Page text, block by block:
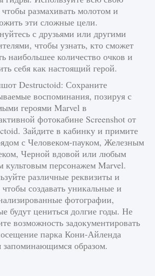
существ из степей Тамура в
of Ava
1 164 0 0
ошибку EA FC 25 beta,
1 370 0 0
размахивать молотом и
эти сложные цели.
с друзьями или другими
чтобы узнать, кто сможет
наибольшее количество очков и
себя как настоящий герой.
Destructoid: Сохраните
воспоминания, позируя с
героями Marvel в
фотокабине Screenshot от
Зайдите в кабинку и примите
с Человеком-пауком, Железным
Черной вдовой или любым
культовым персонажем Marvel.
различные реквизиты и
создавать уникальные и
фотографии,
будут цениться долгие годы. Не
возможность задокументировать
парка Кони-Айленда
образом.